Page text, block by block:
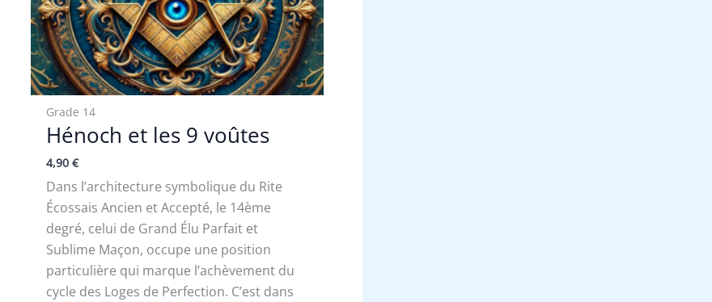
Grade 14
Hénoch et les 9 voûtes
4,90€
Dans l’architecture symbolique du Rite
Écossais Ancien et Accepté, le 14ème
degré, celui de Grand Élu Parfait et
Sublime Maçon, occupe une position
particulière qui marque l’achèvement du
cycle des Loges de Perfection. C’est dans